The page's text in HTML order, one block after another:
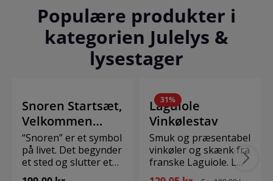
Populære produkter i
kategorien Julelys &
lysestager
Snoren Startsæt,
Velkommen
klods, sort snor
“Snoren” er et symbol
på livet. Det begynder
et sted og slutter et
andet, fyldt med
31%
Laguiole
Vinkølestav
Smuk og præsentabel
vinkøler og skænk fra
franske Laguiole. Læg
blot fryseelementet i